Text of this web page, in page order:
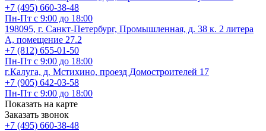
+7 (495) 660-38-48
Пн-Пт с 9:00 до 18:00
198095, г. Санкт-Петербург, Промышленная, д. 38 к. 2 литера
А, помещение 27.2
+7 (812) 655-01-50
Пн-Пт с 9:00 до 18:00
г.Калуга, д. Мстихино, проезд Домостроителей 17
+7 (905) 642-03-58
Пн-Пт с 9:00 до 18:00
Показать на карте
Заказать звонок
+7 (495) 660-38-48